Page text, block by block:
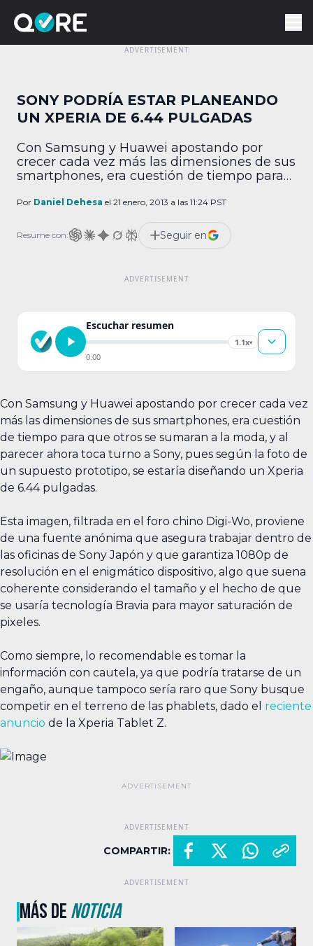
SONY PODRÍA ESTAR PLANEANDO
UN XPERIA DE 6.44 PULGADAS
Con Samsung y Huawei apostando por
crecer cada vez más las dimensiones de sus
smartphones, era cuestión de tiempo para
parecer ahora toca turno a Sony, pues
estaría diseñando un Xperia de 6.44
pulgadas. Esta imagen, filtrada en […]
Por Daniel Dehesa el 21 enero, 2013 a las 11:24 PST
Resume con: Seguir en
Escuchar resumen
1.1x▾
0:00
Con Samsung y Huawei apostando por crecer cada vez
más las dimensiones de sus smartphones, era cuestión
de tiempo para que otros se sumaran a la moda, y al
parecer ahora toca turno a Sony, pues según la foto de
un supuesto prototipo, se estaría diseñando un Xperia
de 6.44 pulgadas.
Esta imagen, filtrada en el foro chino Digi-Wo, proviene
de una fuente anónima que asegura trabajar dentro de
las oficinas de Sony Japón y que garantiza 1080p de
resolución en el enigmático dispositivo, algo que suena
coherente considerando el tamaño y el hecho de que
se usaría tecnología Bravia para mayor saturación de
pixeles.
Como siempre, lo recomendable es tomar la
información con cautela, ya que podría tratarse de un
engaño, aunque tampoco sería raro que Sony busque
competir en el terreno de las phablets, dado el reciente
anuncio de la Xperia Tablet Z.
COMPARTIR:
MÁS DENOTICIA